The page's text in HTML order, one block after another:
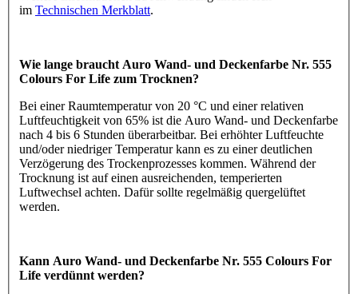
im Technischen Merkblatt.
Wie lange braucht Auro Wand- und Deckenfarbe Nr. 555
Colours For Life zum Trocknen?
Bei einer Raumtemperatur von 20 °C und einer relativen
Luftfeuchtigkeit von 65% ist die Auro Wand- und Deckenfarbe
nach 4 bis 6 Stunden überarbeitbar. Bei erhöhter Luftfeuchte
und/oder niedriger Temperatur kann es zu einer deutlichen
Verzögerung des Trockenprozesses kommen. Während der
Trocknung ist auf einen ausreichenden, temperierten
Luftwechsel achten. Dafür sollte regelmäßig quergelüftet
werden.
Kann Auro Wand- und Deckenfarbe Nr. 555 Colours For
Life verdünnt werden?